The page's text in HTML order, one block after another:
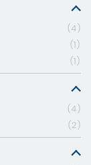
4
1
1
4
2